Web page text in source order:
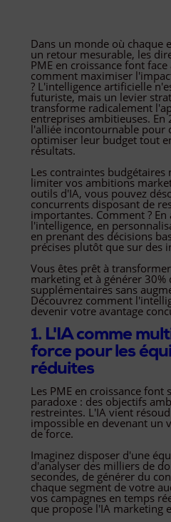
Dans un monde où chaque
un retour mesurable, les
PME en croissance font
comment maximiser
? L'intelligence artificielle
futuriste, mais un levier
transforme radicalement
entreprises ambitieuses. En
l'alliée incontournable pour
optimiser leur budget tout
résultats.
Les contraintes budgétaires
limiter vos ambitions
outils d'IA, vous pouvez
concurrents disposant de
importantes. Comment ?
l'intelligence, en
en prenant des décisions
précises plutôt que sur des
Vous êtes prêt à
marketing et à générer 30%
supplémentaires sans
Découvrez comment
devenir votre avantage
1. L'IA comme
force pour les
réduites
Les PME en croissance font
paradoxe : des objectifs
restreintes. L'IA vient
impossible en devenant un
de force.
Imaginez disposer d'une
d'analyser des milliers de
secondes, de générer du
chaque segment de votre
vos campagnes en temps
que propose l'IA marketing